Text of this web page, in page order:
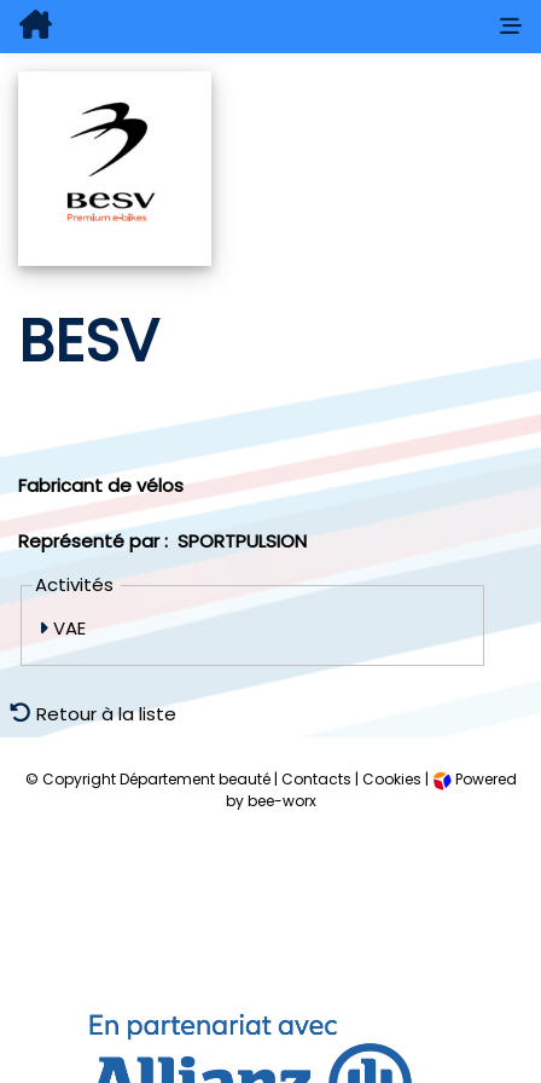
BESV
Fabricant de vélos
Représenté par : SPORTPULSION
Activités
VAE
Retour à la liste
© Copyright Département beauté | Contacts | Cookies |
Powered
by bee-worx